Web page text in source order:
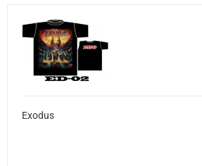
Exodus